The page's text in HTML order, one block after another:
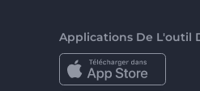
Applications De L'outil